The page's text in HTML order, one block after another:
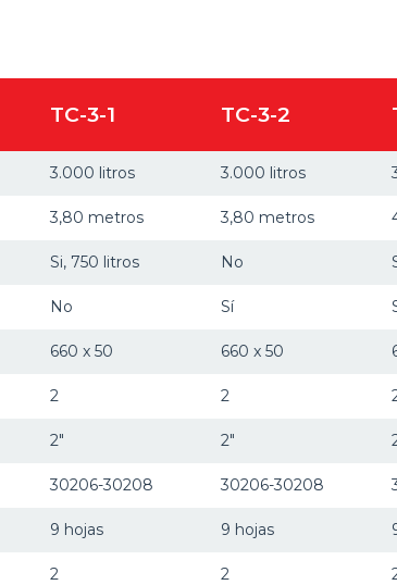
TC-3-1 TC-3-2
3.000 litros 3.000 litros
3,80 metros 3,80 metros
Si, 750 litros No
No Sí
660 x 50 660 x 50
2 2
2" 2"
30206-30208 30206-30208
9 hojas 9 hojas
2 2